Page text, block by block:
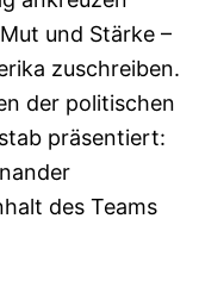
und Stärke –
zuschreiben.
der politischen
präsentiert:
des Teams